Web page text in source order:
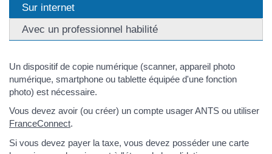
Sur internet
Avec un professionnel habilité
Un dispositif de copie numérique (scanner, appareil photo
numérique, smartphone ou tablette équipée d'une fonction
photo) est nécessaire.
Vous devez avoir (ou créer) un compte usager ANTS ou utiliser
FranceConnect.
Si vous devez payer la taxe, vous devez posséder une carte